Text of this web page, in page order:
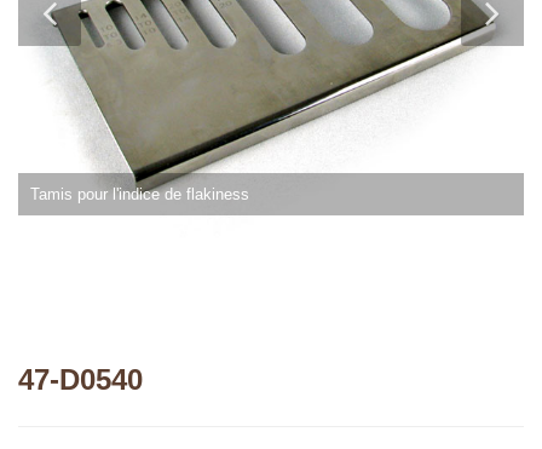
Tamis pour l'indice de flakiness
47-D0540